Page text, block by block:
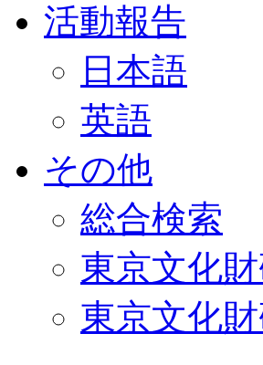
活動報告
日本語
英語
その他
総合検索
東京文化
東京文化